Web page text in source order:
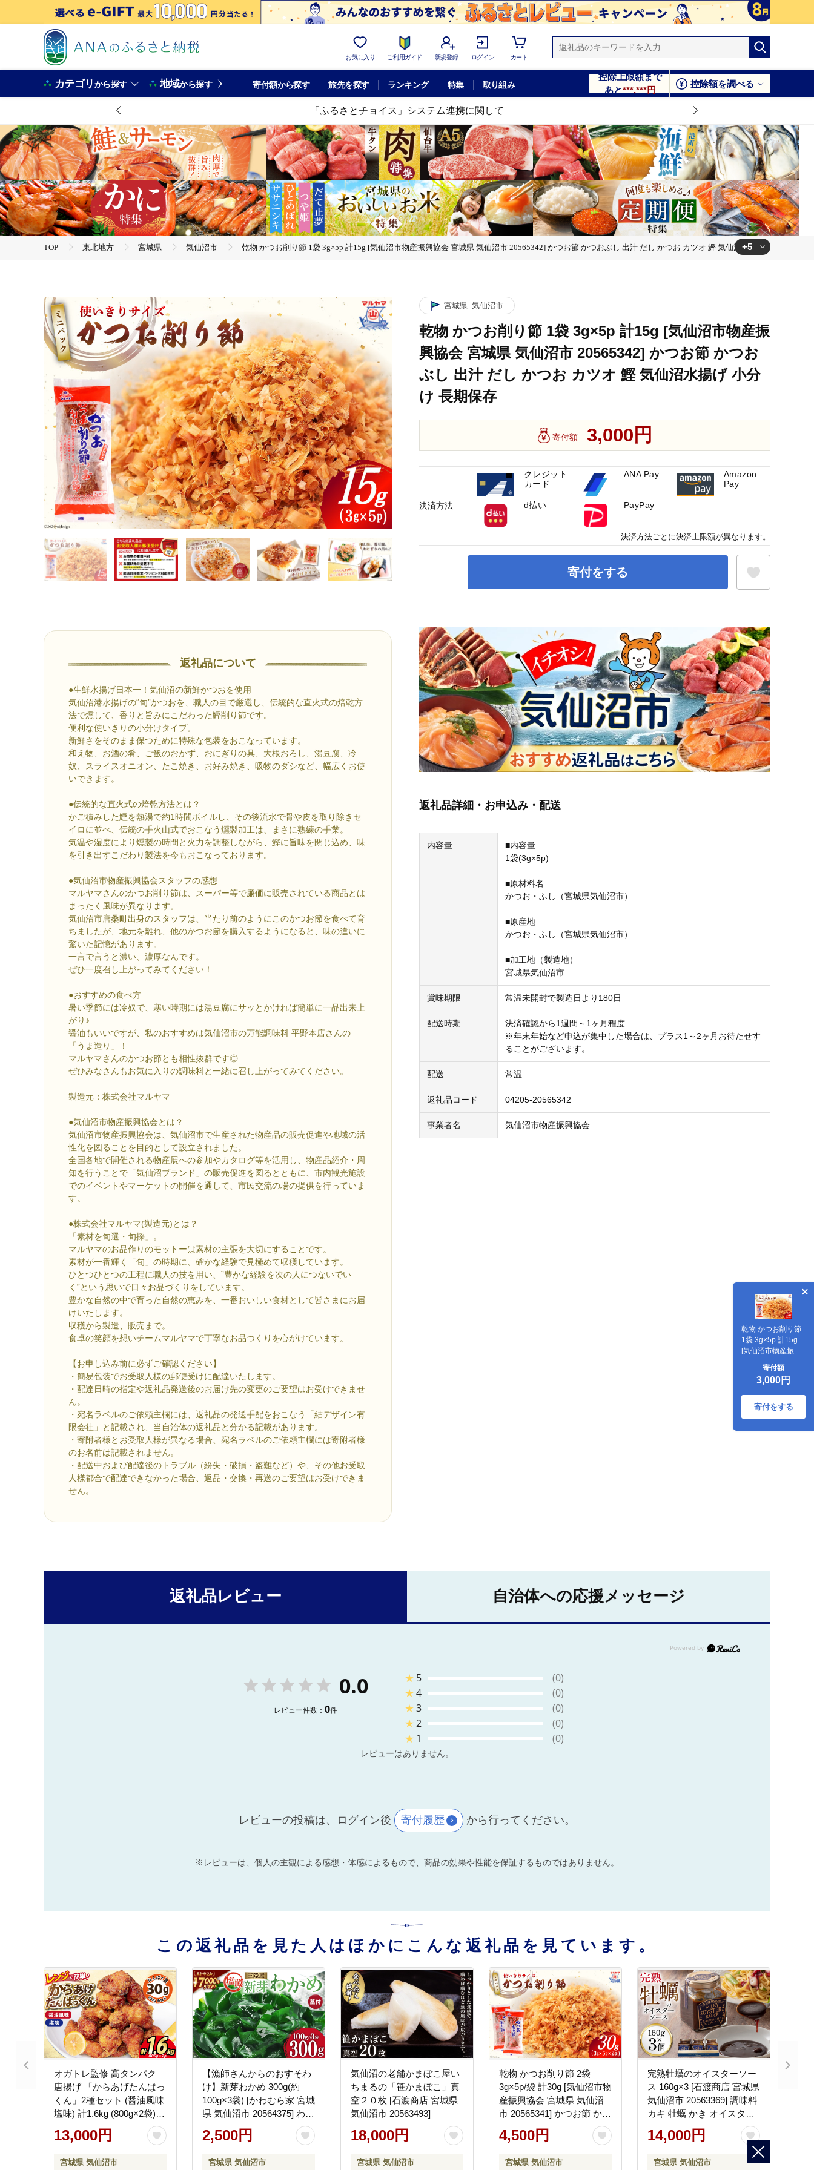
お気に入り ご利用ガイド 新規登録 ログイン カート
カテゴリから探す 地域から探す 寄付額から探す 旅先を探す ランキング 特集 取り組み
控除上限額まで
あと***,***円
控除額を調べる
「ふるさとチョイス」システム連携に関して
TOP 東北地方 宮城県 気仙沼市
乾物 かつお削り節 1袋 3g×5p 計15g [気仙沼市物産振興協会 宮城県 気仙沼市 20565342] かつお節 かつおぶし 出汁 だし かつお カツオ 鰹 気仙沼水揚げ 小分け 長期
TOP
加工食品 乾物
乾物 かつお削り節 1袋 3g×5p 計15g [気仙沼市物産振興協会 宮城県 気仙沼市 20565342] かつお節 かつおぶし 出汁 だし かつお カツオ 鰹 気仙沼水揚げ 小分け 長期保存
TOP
加工食品 乾物
乾物 かつお削り節 1袋 3g×5p 計15g [気仙沼市物産振興協会 宮城県 気仙沼市 20565342] かつお節 かつおぶし 出汁 だし かつお カツオ 鰹 気仙沼水揚げ 小分け 長期保存
TOP
加工食品 乾物
ほかの乾物
乾物 かつお削り節 1袋 3g×5p 計15g [気仙沼市物産振興協会 宮城県 気仙沼市 20565342] かつお節 かつおぶし 出汁 だし かつお カツオ 鰹 気仙沼水揚げ 小分け 長期保存
+5
返礼品について
●生鮮水揚げ日本一！気仙沼の新鮮かつおを使用
気仙沼港水揚げの“旬”かつおを、職人の目で厳選し、伝統的な直火式の焙乾方
法で燻して、香りと旨みにこだわった鰹削り節です。
便利な使いきりの小分けタイプ。
新鮮さをそのまま保つために特殊な包装をおこなっています。
和え物、お酒の肴、ご飯のおかず、おにぎりの具、大根おろし、湯豆腐、冷
奴、スライスオニオン、たこ焼き、お好み焼き、吸物のダシなど、幅広くお使
いできます。
●伝統的な直火式の焙乾方法とは？
かご積みした鰹を熱湯で約1時間ボイルし、その後流水で骨や皮を取り除きセ
イロに並べ、伝統の手火山式でおこなう燻製加工は、まさに熟練の手業。
気温や湿度により燻製の時間と火力を調整しながら、鰹に旨味を閉じ込め、味
を引き出すこだわり製法を今もおこなっております。
●気仙沼市物産振興協会スタッフの感想
マルヤマさんのかつお削り節は、スーパー等で廉価に販売されている商品とは
まったく風味が異なります。
気仙沼市唐桑町出身のスタッフは、当たり前のようにこのかつお節を食べて育
ちましたが、地元を離れ、他のかつお節を購入するようになると、味の違いに
驚いた記憶があります。
一言で言うと濃い、濃厚なんです。
ぜひ一度召し上がってみてください！
●おすすめの食べ方
暑い季節には冷奴で、寒い時期には湯豆腐にサッとかければ簡単に一品出来上
がり♪
醤油もいいですが、私のおすすめは気仙沼市の万能調味料 平野本店さんの
「うま造り」！
マルヤマさんのかつお節とも相性抜群です◎
ぜひみなさんもお気に入りの調味料と一緒に召し上がってみてください。
製造元：株式会社マルヤマ
●気仙沼市物産振興協会とは？
気仙沼市物産振興協会は、気仙沼市で生産された物産品の販売促進や地域の活
性化を図ることを目的として設立されました。
全国各地で開催される物産展への参加やカタログ等を活用し、物産品紹介・周
知を行うことで「気仙沼ブランド」の販売促進を図るとともに、市内観光施設
でのイベントやマーケットの開催を通して、市民交流の場の提供を行っていま
す。
●株式会社マルヤマ(製造元)とは？
「素材を旬選・旬採」。
マルヤマのお品作りのモットーは素材の主張を大切にすることです。
素材が一番輝く「旬」の時期に、確かな経験で見極めて収穫しています。
ひとつひとつの工程に職人の技を用い、”豊かな経験を次の人につないでい
く”という思いで日々お品づくりをしています。
豊かな自然の中で育った自然の恵みを、一番おいしい食材として皆さまにお届
けいたします。
収穫から製造、販売まで。
食卓の笑顔を想いチームマルヤマで丁寧なお品つくりを心がけています。
【お申し込み前に必ずご確認ください】
・簡易包装でお受取人様の郵便受けに配達いたします。
・配達日時の指定や返礼品発送後のお届け先の変更のご要望はお受けできませ
ん。
・宛名ラベルのご依頼主欄には、返礼品の発送手配をおこなう「結デザイン有
限会社」と記載され、当自治体の返礼品と分かる記載があります。
・寄附者様とお受取人様が異なる場合、宛名ラベルのご依頼主欄には寄附者様
のお名前は記載されません。
・配送中および配達後のトラブル（紛失・破損・盗難など）や、その他お受取
人様都合で配達できなかった場合、返品・交換・再送のご要望はお受けできま
せん。
宮城県 気仙沼市
乾物 かつお削り節 1袋 3g×5p 計15g [気仙沼市物産振
興協会 宮城県 気仙沼市 20565342] かつお節 かつお
ぶし 出汁 だし かつお カツオ 鰹 気仙沼水揚げ 小分
け 長期保存
寄付額 3,000円
寄付をする
乾物 かつお削り節
1袋 3g×5p 計15g
[気仙沼市物産振興
市 20565342] かつ
お節 かつおぶし 出
汁 だし かつお カツ
オ 鰹 気仙沼水揚げ
小分け 長期保存
寄付額
3,000円
寄付をする
お気に入り登録
返礼品詳細・お申込み・配送
内容量
■内容量
1袋(3g×5p)
■原材料名
かつお・ふし（宮城県気仙沼市）
■原産地
かつお・ふし（宮城県気仙沼市）
■加工地（製造地）
宮城県気仙沼市
賞味期限 常温未開封で製造日より180日
配送時期
決済確認から1週間～1ヶ月程度
※年末年始など申込が集中した場合は、プラス1～2ヶ月お待たせす
ることがございます。
配送 常温
返礼品コード 04205-20565342
事業者名 気仙沼市物産振興協会
決済方法
クレジット
カード
ANA Pay
Amazon
Pay
d払い PayPay
決済方法ごとに決済上限額が異なります。
返礼品レビュー 自治体への応援メッセージ
0.0
レビュー件数： 0件
★ 5
(0)
★4
(0)
★3
(0)
★2
(0)
★ 1 (0)
レビューはありません。
レビューの投稿は、ログイン後 寄付履歴 から行ってください。
※レビューは、個人の主観による感想・体感によるもので、商品の効果や性能を保証するものではありません。
この返礼品を見た人はほかにこんな返礼品を見ています。
オガトレ監修 高タンパク
唐揚げ 「からあげたんぱっ
くん」2種セット (醤油風味
塩味) 計1.6kg (800g×2袋)
[オヤマ 宮城県 気仙沼市
20564757] からあげ から揚
肉 簡単調理 冷凍 お弁当 お
13,000円
宮城県 気仙沼市
【漁師さんからのおすそわ
け】新芽わかめ 300g(約
100g×3袋) [かわむら家 宮城
県 気仙沼市 20564375] わか
め ワカメ 若芽 海藻 国産 三
陸 味噌汁 小分け 三陸わか
2,500円
宮城県 気仙沼市
気仙沼の老舗かまぼこ屋い
ちまるの「笹かまぼこ」真
空２０枚 [石渡商店 宮城県
気仙沼市 20563493]
18,000円
宮城県 気仙沼市
乾物 かつお削り節 2袋
3g×5p/袋 計30g [気仙沼市物
産振興協会 宮城県 気仙沼
市 20565341] かつお節 かつ
おぶし 出汁 だし かつお カ
ツオ 鰹 気仙沼水揚げ 小分
4,500円
宮城県 気仙沼市
完熟牡蠣のオイスターソー
ス 160g×3 [石渡商店 宮城県
気仙沼市 20563369] 調味料
カキ 牡蠣 かき オイスター
14,000円
宮城県 気仙沼市